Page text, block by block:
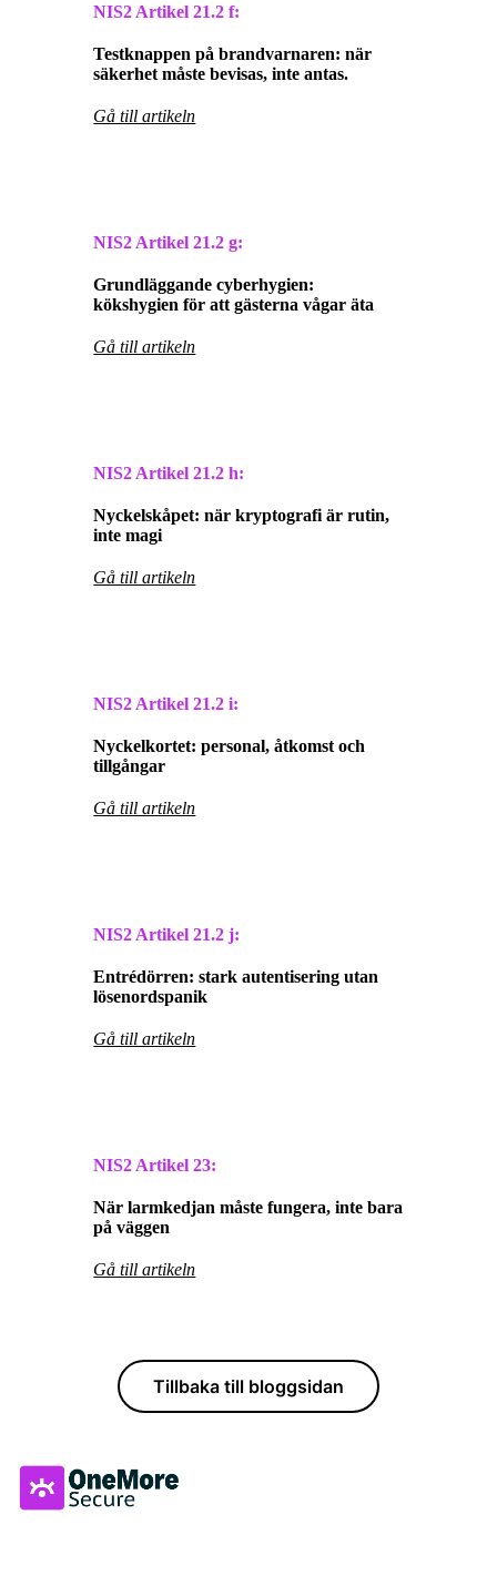
NIS2 Artikel21.2 f:
Testknappen på brandvarnaren: när
säkerhet måste bevisas, inte antas.
Gå till artikeln
NIS2 Artikel21.2 g:
Grundläggande cyberhygien:
kökshygien för att gästerna vågar äta
Gå till artikeln
NIS2 Artikel21.2 h:
Nyckelskåpet: när kryptografi är rutin,
inte magi
Gå till artikeln
NIS2 Artikel21.2 i:
Nyckelkortet: personal, åtkomst och
tillgångar
Gå till artikeln
NIS2 Artikel21.2 j:
Entrédörren: stark autentisering utan
lösenordspanik
Gå till artikeln
NIS2 Artikel23:
När larmkedjan måste fungera, inte bara
på väggen
Gå till artikeln
Tillbaka till bloggsidan